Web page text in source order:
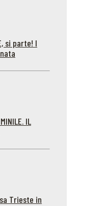
si parte! I
IL
Trieste in